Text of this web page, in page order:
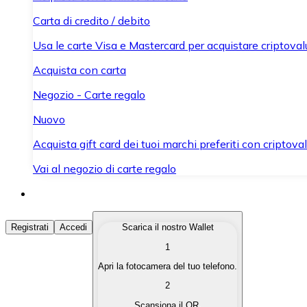
Carta di credito / debito
Usa le carte Visa e Mastercard per acquistare
Acquista con carta
Negozio - Carte regalo
Nuovo
Acquista gift card dei tuoi marchi preferiti con
Vai al negozio di carte regalo
Acquista Criptovalute
Acquista le criptovalute che ti interessano in modo
Converti le tue criptovalute in valuta fiat quando ne hai
Registrati Accedi
Scarica il nostro Wallet
1
Apri la fotocamera del tuo telefono.
2